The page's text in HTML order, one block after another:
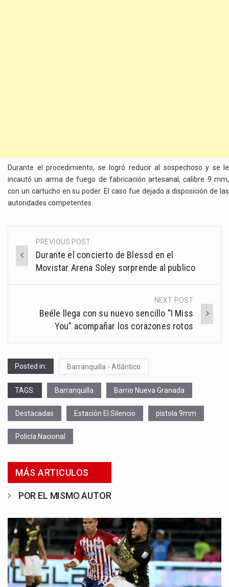
Durante el procedimiento, se logró reducir al sospechoso y se le
incautó un arma de fuego de fabricación artesanal, calibre 9 mm,
con un cartucho en su poder. El caso fue dejado a disposición de las
autoridades competentes.
Post
navigation
PREVIOUS POST
Durante el concierto de Blessd en el
Movistar Arena Soley sorprende al publico
NEXT POST
Beéle llega con su nuevo sencillo “I Miss
You” acompañar los corazones rotos
Posted in: Barranquilla - Atlántico
TAGS: Barranquilla Barrio Nueva Granada
Destacadas Estación El Silencio pistola 9mm
Policía Nacional
MÁS ARTICULOS
POR EL MISMO AUTOR